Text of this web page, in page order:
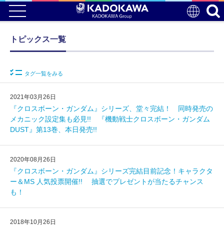
トピックス一覧
タグ一覧をみる
2021年03月26日
『クロスボーン・ガンダム』シリーズ、堂々完結！ 同時発売の
メカニック設定集も必見!! 『機動戦士クロスボーン・ガンダム
DUST』第13巻、本日発売!!
2020年08月26日
『クロスボーン・ガンダム』シリーズ完結目前記念！キャラクタ
ー＆MS 人気投票開催!! 抽選でプレゼントが当たるチャンス
も！
2018年10月26日